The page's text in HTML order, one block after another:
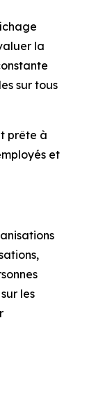
la
sur tous
prête à
et
les